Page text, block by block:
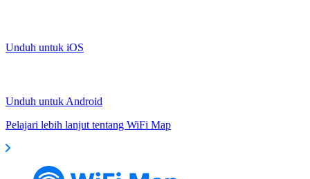
Unduh untuk iOS
Unduh untuk Android
Pelajari lebih lanjut tentang WiFi Map